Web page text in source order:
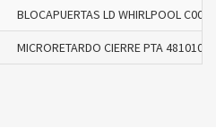
BLOCAPUERTAS LD WHIRLPOOL
MICRORETARDO CIERRE PTA